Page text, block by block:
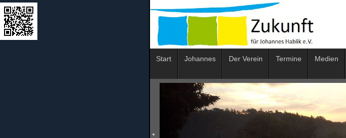
Start Johannes Der Verein Termine Medien